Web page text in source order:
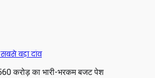
बड़ा दांव
करोड़ का भारी-भरकम बजट पेश